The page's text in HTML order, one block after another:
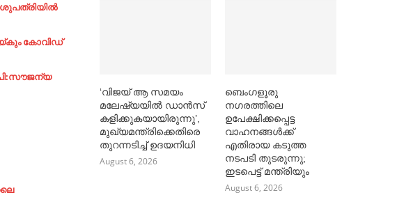
യ്കും കോവിഡ്
‘വിജയ് ആ സമയം
മലേഷ്യയില്‍ ഡാൻസ്
കളിക്കുകയായിരുന്നു’,
മുഖ്യമന്ത്രിക്കെതിരെ
തുറന്നടിച്ച്‌ ഉദയനിധി
August 6, 2026
ബെംഗളൂരു
നഗരത്തിലെ
ഉപേക്ഷിക്കപ്പെട്ട
വാഹനങ്ങള്‍ക്ക്
എതിരായ കടുത്ത
നടപടി തുടരുന്നു;
ഇടപെട്ട് മന്ത്രിയും
August 6, 2026